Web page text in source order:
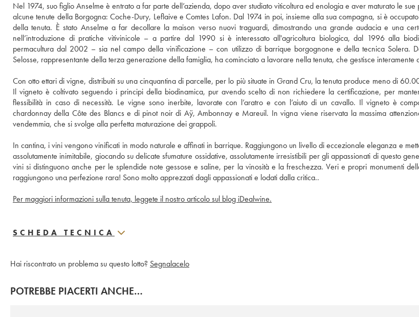
Nel 1974, suo figlio Anselme è entrato a far parte dell’azienda, dopo aver studiato viticoltura ed enologia e aver maturato le
alcune tenute della Borgogna: Coche-Dury, Leflaive e Comtes Lafon. Dal 1974 in poi, insieme alla sua compagna, si è
della tenuta. È stato Anselme a far decollare la maison verso nuovi traguardi, dimostrando una grande audacia e una
nell’introduzione di pratiche vitivinicole – a partire dal 1990 si è interessato all'agricoltura biologica, dal 1996 alla
permacultura dal 2002 – sia nel campo della vinificazione – con utilizzo di barrique borgognone e della tecnica Solera.
Selosse, rappresentante della terza generazione della famiglia, ha cominciato a lavorare nella tenuta, che gestisce interamente
Con otto ettari di vigne, distribuiti su una cinquantina di parcelle, per lo più situate in Grand Cru, la tenuta produce meno di
Il vigneto è coltivato seguendo i principi della biodinamica, pur avendo scelto di non richiedere la certificazione, per
flessibilità in caso di necessità. Le vigne sono inerbite, lavorate con l’aratro e con l’aiuto di un cavallo. Il vigneto è
chardonnay della Côte des Blancs e di pinot noir di Aÿ, Ambonnay e Mareuil. In vigna viene riservata la massima
vendemmia, che si svolge alla perfetta maturazione dei grappoli.
In cantina, i vini vengono vinificati in modo naturale e affinati in barrique. Raggiungono un livello di eccezionale eleganza e
assolutamente inimitabile, giocando su delicate sfumature ossidative, assolutamente irresistibili per gli appassionati di questo
vini si distinguono anche per le splendide note gessose e saline, per la vinosità e la freschezza. Veri e propri monumenti
raggiungono una perfezione rara! Sono molto apprezzati dagli appassionati e lodati dalla critica..
Per maggiori informazioni sulla tenuta, leggete il nostro articolo sul blog iDealwine.
SCHEDA TECNICA
Hai riscontrato un problema su questo lotto? Segnalacelo
POTREBBE PIACERTI ANCHE…